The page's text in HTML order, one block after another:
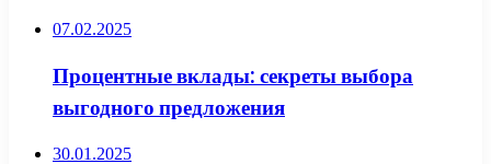
07.02.2025
Процентные вклады: секреты выбора
выгодного предложения
30.01.2025